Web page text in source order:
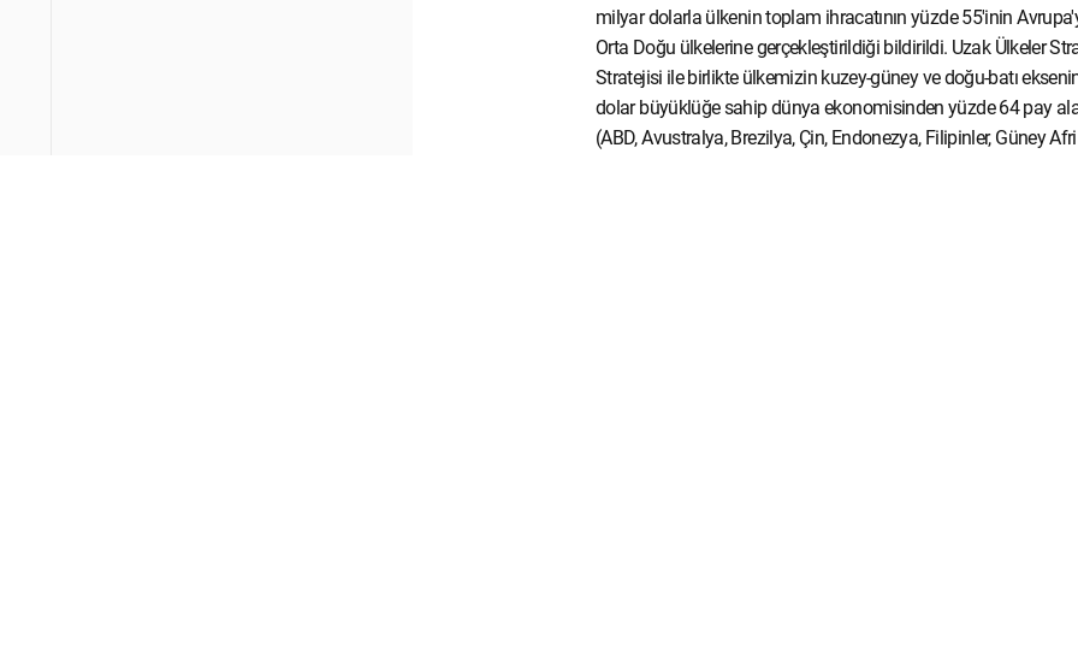
milyar dolarla ülkenin toplam ihracatının yüzde 55'inin
Orta Doğu ülkelerine gerçekleştirildiği bildirildi. Uzak Ülkeler
Stratejisi ile birlikte ülkemizin kuzey-güney ve doğu-batı
dolar büyüklüğe sahip dünya ekonomisinden yüzde 64 pay
(ABD, Avustralya, Brezilya, Çin, Endonezya, Filipinler, Güney